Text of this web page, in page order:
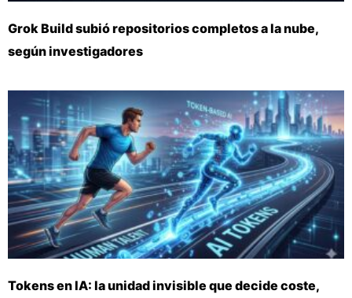
Grok Build subió repositorios completos a la nube,
según investigadores
Tokens en IA: la unidad invisible que decide coste,